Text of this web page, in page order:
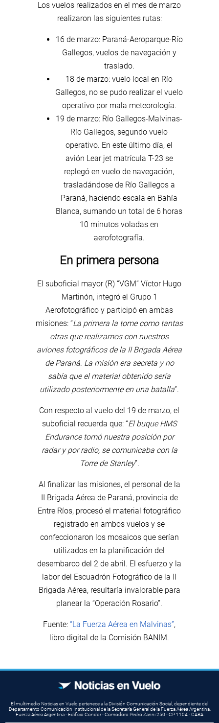
Los vuelos realizados en el mes de marzo
realizaron las siguientes rutas:
16 de marzo: Paraná-Aeroparque-Río
Gallegos, vuelos de navegación y
traslado.
18 de marzo: vuelo local en Río
Gallegos, no se pudo realizar el vuelo
operativo por mala meteorología.
19 de marzo: Río Gallegos-Malvinas-
Río Gallegos, segundo vuelo
operativo. En este último día, el
avión Lear jet matrícula T-23 se
replegó en vuelo de navegación,
trasladándose de Río Gallegos a
Paraná, haciendo escala en Bahía
Blanca, sumando un total de 6 horas
10 minutos voladas en
aerofotografía.
En primera persona
El suboficial mayor (R) “VGM” Víctor Hugo
Martinón, integró el Grupo 1
Aerofotográfico y participó en ambas
misiones: “La primera la tome como tantas
otras que realizamos con nuestros
aviones fotográficos de la II Brigada Aérea
de Paraná. La misión era secreta y no
sabía que el material obtenido sería
utilizado posteriormente en una batalla”.
Con respecto al vuelo del 19 de marzo, el
suboficial recuerda que: “El buque HMS
Endurance tomó nuestra posición por
radar y por radio, se comunicaba con la
Torre de Stanley”.
Al finalizar las misiones, el personal de la
II Brigada Aérea de Paraná, provincia de
Entre Ríos, procesó el material fotográfico
registrado en ambos vuelos y se
confeccionaron los mosaicos que serían
utilizados en la planificación del
desembarco del 2 de abril. El esfuerzo y la
labor del Escuadrón Fotográfico de la II
Brigada Aérea, resultaría invalorable para
planear la “Operación Rosario”.
Fuente: “La Fuerza Aérea en Malvinas”,
libro digital de la Comisión BANIM.
El multimedio Noticias en Vuelo pertenece a la División Comunicación Social, dependiente del
Departamento Comunicación Institucional de la Secretaría General de la Fuerza Aérea Argentina.
Fuerza Aérea Argentina - Edificio Condor - Comodoro Pedro Zanni 250 - CP 1104 - CABA